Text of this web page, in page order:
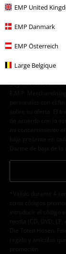
EMP United
EMP Danmark
EMP Österreich
Large Belgique
E-mail
¡Cheque regalo del
suscríbete ahora!
Doy mi
E.M.P.
personales con el
sobre su oferta. El
de acuerdo con lo
mi consentimiento
baja presente en
Darme de baja de
*Válido durante 4
otros códigos
introducir el código
media (CD, DVD,
Die Toten Hosen,
regalo y artículos
promoción.